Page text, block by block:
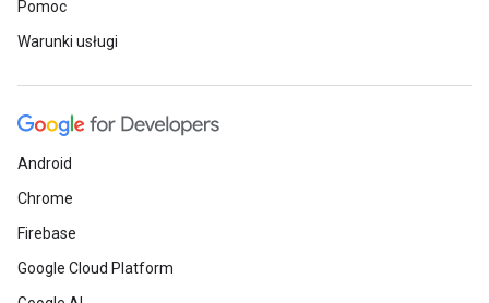
Pomoc
Warunki usługi
Android
Chrome
Firebase
Google Cloud Platform